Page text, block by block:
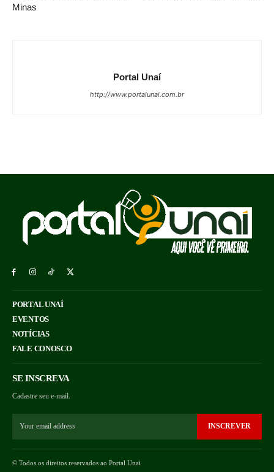
Minas
Portal Unaí
http://www.portalunai.com.br
PORTAL UNAÍ
EVENTOS
NOTÍCIAS
FALE CONOSCO
SE INSCREVA
Cadastre seu e-mail.
INSCREVER
© Todos os direitos reservados ao Portal Unai